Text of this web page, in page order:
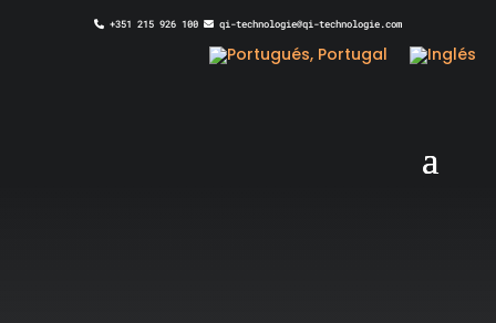
+351 215 926 100 qi-technologie@qi-technologie.com